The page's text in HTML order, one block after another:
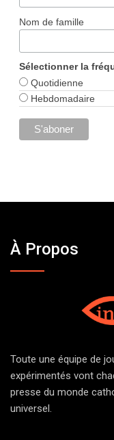
Nom de famille
Sélectionner la
Quotidienne
Hebdomadaire
À Propos
Toute une équipe de
expérimentés vont
presse du monde
universel.